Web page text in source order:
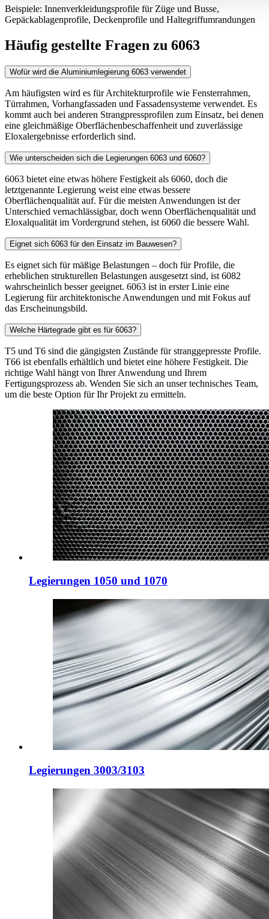
Beispiele: Innenverkleidungsprofile für Züge und Busse,
Gepäckablagenprofile, Deckenprofile und Haltegriffumrandungen
Häufig gestellte Fragen zu 6063
Wofür wird die Aluminiumlegierung 6063 verwendet
Am häufigsten wird es für Architekturprofile wie Fensterrahmen,
Türrahmen, Vorhangfassaden und Fassadensysteme verwendet. Es
kommt auch bei anderen Strangpressprofilen zum Einsatz, bei denen
eine gleichmäßige Oberflächenbeschaffenheit und zuverlässige
Eloxalergebnisse erforderlich sind.
Wie unterscheiden sich die Legierungen 6063 und 6060?
6063 bietet eine etwas höhere Festigkeit als 6060, doch die
letztgenannte Legierung weist eine etwas bessere
Oberflächenqualität auf. Für die meisten Anwendungen ist der
Unterschied vernachlässigbar, doch wenn Oberflächenqualität und
Eloxalqualität im Vordergrund stehen, ist 6060 die bessere Wahl.
Eignet sich 6063 für den Einsatz im Bauwesen?
Es eignet sich für mäßige Belastungen – doch für Profile, die
erheblichen strukturellen Belastungen ausgesetzt sind, ist 6082
wahrscheinlich besser geeignet. 6063 ist in erster Linie eine
Legierung für architektonische Anwendungen und mit Fokus auf
das Erscheinungsbild.
Welche Härtegrade gibt es für 6063?
T5 und T6 sind die gängigsten Zustände für stranggepresste Profile.
T66 ist ebenfalls erhältlich und bietet eine höhere Festigkeit. Die
richtige Wahl hängt von Ihrer Anwendung und Ihrem
Fertigungsprozess ab. Wenden Sie sich an unser technisches Team,
um die beste Option für Ihr Projekt zu ermitteln.
Legierungen 1050 und 1070
Legierungen 3003/3103